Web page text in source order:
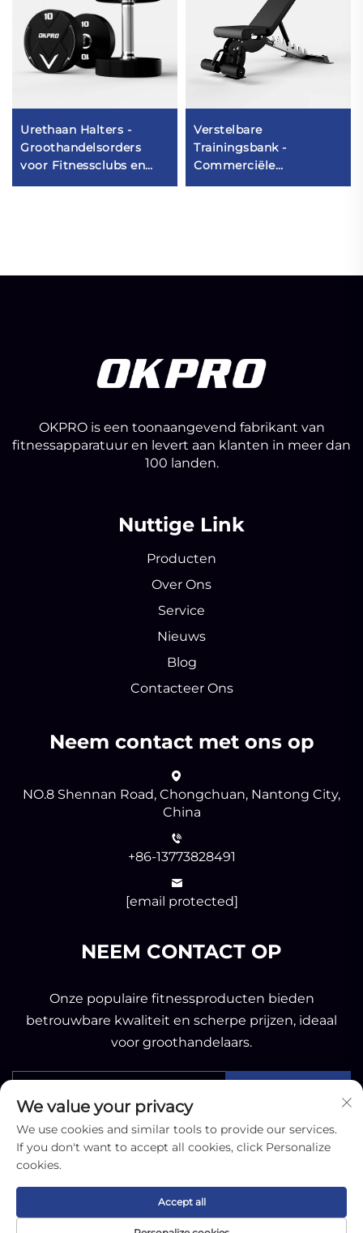
Urethaan Halters -
Groothandelsorders
voor Fitnessclubs en
Verstelbare
Trainingsbank -
Commerciële
OKPRO is een toonaangevend fabrikant van
fitnessapparatuur en levert aan klanten in meer dan
100 landen.
Nuttige Link
Producten
Over Ons
Service
Nieuws
Blog
Contacteer Ons
Neem contact met ons op
NO.8 Shennan Road, Chongchuan, Nantong City,
China
+86-13773828491
[email protected]
NEEM CONTACT OP
Onze populaire fitnessproducten bieden
betrouwbare kwaliteit en scherpe prijzen, ideaal
voor groothandelaars.
Copyright © 2025 by Nantong OK Sporting Co.,Ltd -
Privacybeleid
We value your privacy
We use cookies and similar tools to provide our services.
If you don't want to accept all cookies, click Personalize
cookies.
Accept all